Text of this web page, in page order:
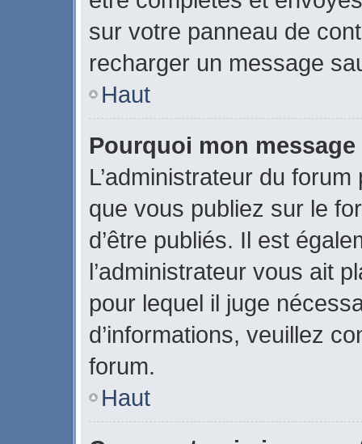
sur votre panneau de
recharger un message
Haut
Pourquoi mon
L’administrateur du
que vous publiez sur le
d’être publiés. Il est
l’administrateur vous ait
pour lequel il juge
d’informations, veuillez
forum.
Haut